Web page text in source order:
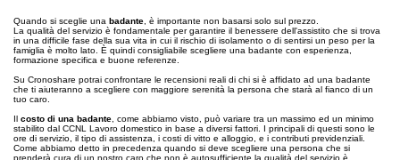
Quando si sceglie una badante , è importante non basarsi solo sul prezzo.
La qualità del servizio è fondamentale per garantire il benessere dell'assistito che si trova
in una difficile fase della sua vita in cui il rischio di isolamento o di sentirsi un peso per la
famiglia è molto lato. È quindi consigliabile scegliere una badante con esperienza,
formazione specifica e buone referenze.
Su Cronoshare potrai confrontare le recensioni reali di chi si è affidato ad una badante
che ti aiuteranno a scegliere con maggiore serenità la persona che starà al fianco di un
tuo caro.
Il costo di una badante , come abbiamo visto, può variare tra un massimo ed un minimo
stabilito dal CCNL Lavoro domestico in base a diversi fattori. I principali di questi sono le
ore di servizio, il tipo di assistenza, i costi di vitto e alloggio, e i contributi previdenziali.
Come abbiamo detto in precedenza quando si deve scegliere una persona che si
prenderà cura di un nostro caro che non è autosufficiente la qualità del servizio è